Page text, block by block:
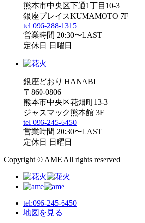
熊本市中央区下通1丁目10-3
銀座プレイスKUMAMOTO 7F
tel 096-288-1315
営業時間 20:30〜LAST
定休日 日曜日
銀座どおり HANABI
〒860-0806
熊本市中央区花畑町13-3
ジャスマック熊本館 3F
tel 096-245-6450
営業時間 20:30〜LAST
定休日 日曜日
Copyright © AME All rights reserved
tel:096-245-6450
地図を見る